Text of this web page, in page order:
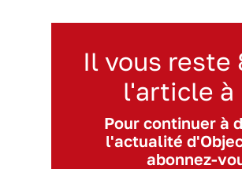
Il vous reste
l'article à
Pour continuer à
l'actualité
abonnez-